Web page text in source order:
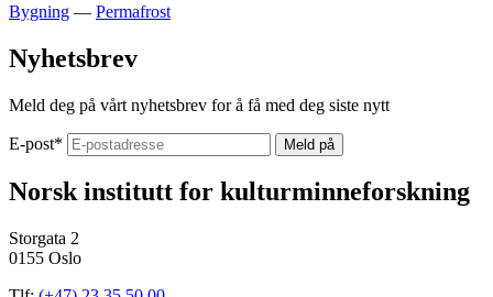
Bygning — Permafrost
Nyhetsbrev
Meld deg på vårt nyhetsbrev for å få med deg siste nytt
E-post*
Norsk institutt for kulturminneforskning
Storgata 2
0155 Oslo